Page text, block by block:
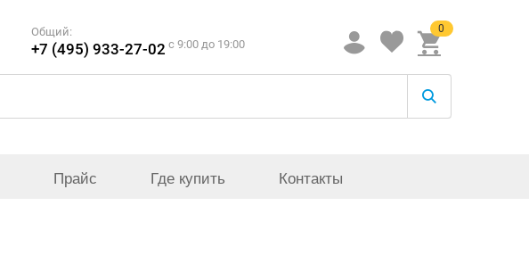
Общий:
+7 (495) 933-27-02 c 9:00 до 19:00
0
Прайс Где купить Контакты